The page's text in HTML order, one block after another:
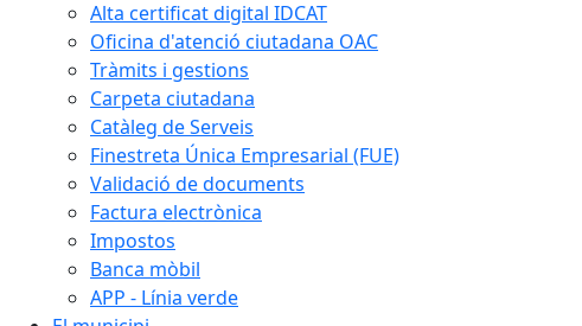
Alta certificat digital IDCAT
Oficina d'atenció ciutadana OAC
Tràmits i gestions
Carpeta ciutadana
Catàleg de Serveis
Finestreta Única Empresarial (FUE)
Validació de documents
Factura electrònica
Impostos
Banca mòbil
APP - Línia verde